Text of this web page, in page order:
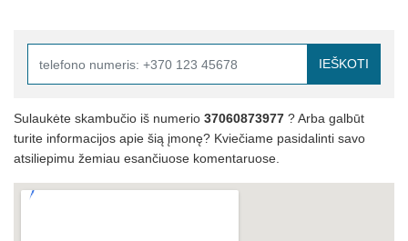
IEŠKOTI
Sulaukėte skambučio iš numerio 37060873977 ? Arba galbūt
turite informacijos apie šią įmonę? Kviečiame pasidalinti savo
atsiliepimu žemiau esančiuose komentaruose.